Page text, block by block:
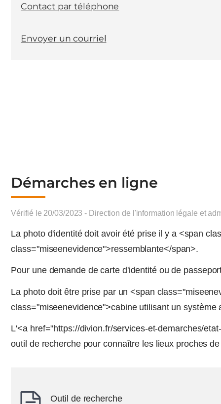
Démarches en ligne
Vérifié le 20/03/2023 - Direction de l'information légale et
La photo d'identité doit avoir été prise il y a <span
class="miseenevidence">ressemblante</span>.
Pour une demande de carte d'identité ou de
La photo doit être prise par un <span
class="miseenevidence">cabine utilisant un
L'<a href="https://divion.fr/services-et-demarches/
outil de recherche pour connaître les lieux proches
Outil de recherche
Contact par téléphone
Envoyer un courriel